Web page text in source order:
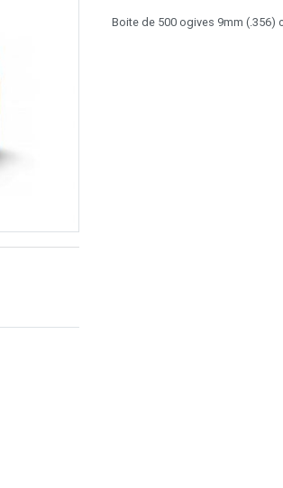
Boite de 500 ogives 9mm (.356)